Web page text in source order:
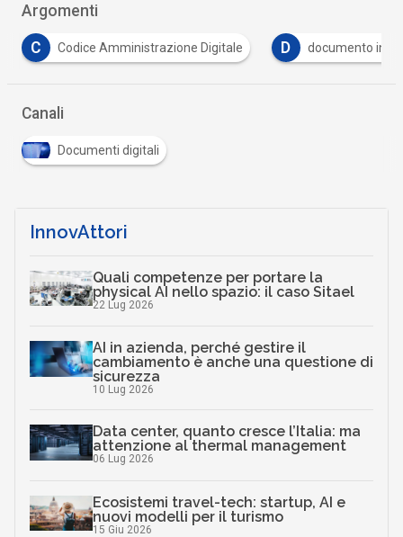
Argomenti
D documento informatico F firma digitale
Canali
Documenti digitali
InnovAttori
Quali competenze per portare la
physical AI nello spazio: il caso Sitael
22 Lug 2026
AI in azienda, perché gestire il
cambiamento è anche una questione di
sicurezza
10 Lug 2026
Data center, quanto cresce l’Italia: ma
attenzione al thermal management
06 Lug 2026
Ecosistemi travel-tech: startup, AI e
nuovi modelli per il turismo
15 Giu 2026